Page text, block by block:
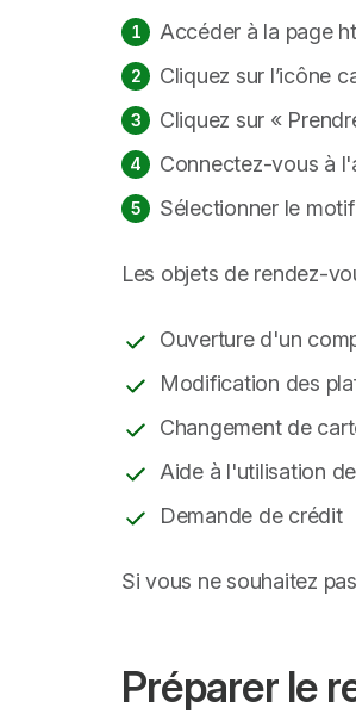
Accéder à la page
Cliquez sur l’icône
Cliquez sur «
Connectez-vous à
Sélectionner le
Les objets de rendez-
Ouverture d'un
Modification des
Changement de
Aide à l'utilisation
Demande de crédit
Si vous ne souhaitez
Préparer le